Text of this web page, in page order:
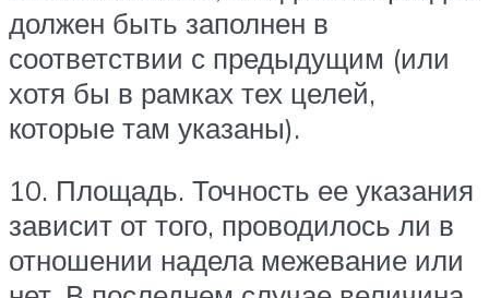
должен быть заполнен в
соответствии с предыдущим (или
хотя бы в рамках тех целей,
которые там указаны).
10. Площадь. Точность ее указания
зависит от того, проводилось ли в
отношении надела межевание или